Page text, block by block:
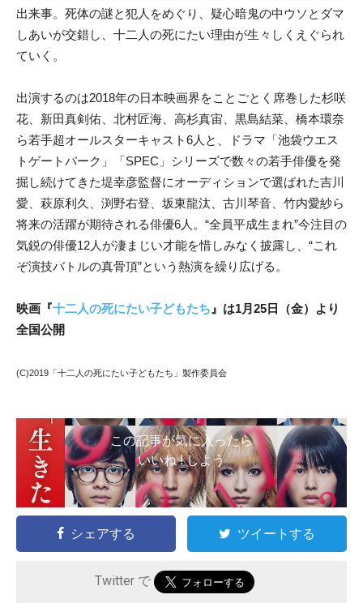
出来事。死体の謎と犯人をめぐり、疑心暗鬼の中ウソとダマ
しあいが交錯し、十二人の死にたい理由が生々しくえぐられ
ていく。
出演するのは2018年の日本映画界をことごとく席巻した杉咲
花、新田真剣佑、北村匠海、高杉真宙、黒島結菜、橋本環奈
ら若手超オールスターキャスト6人と、ドラマ「池袋ウエス
トゲートパーク」「SPEC」シリーズで数々の若手俳優を発
掘し続けてきた堤幸彦監督にオーディションで選ばれた吉川
愛、萩原利久、渕野右登、坂東龍汰、古川琴音、竹内愛紗ら
将来の活躍が期待される俳優6人。“全員平成生まれ”今注目の
気鋭の俳優12人が凄まじい才能を惜しみなく披露し、“これ
ぞ演技バトルの真骨頂”という熱演を繰り広げる。
映画『十二人の死にたい子どもたち 』は1月25日（金）より
全国公開
(C)2019「十二人の死にたい子どもたち」製作委員会
この記事が気に入ったら
いいね ! しよう
シェアする ツイートする
Twitter で